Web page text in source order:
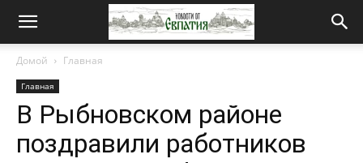
Новости
Домой Главная
Главная
В Рыбновском районе
поздравили работников